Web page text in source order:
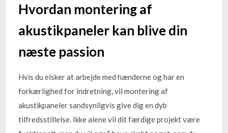
Hvordan montering af
akustikpaneler kan blive din
næste passion
Hvis du elsker at arbejde med hænderne og har en
forkærlighed for indretning, vil montering af
akustikpaneler sandsynligvis give dig en dyb
tilfredsstillelse. Ikke alene vil dit færdige projekt være